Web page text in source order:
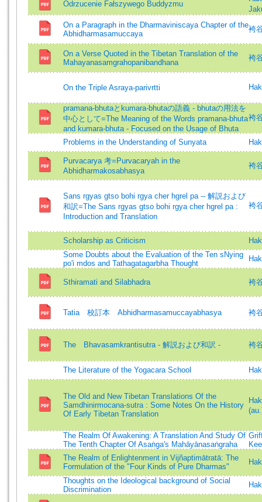
Odrzucenie Fałszywego Buddyzmu
On a Paragraph in the Dharmaviniscaya Chapter of the
Abhidharmasamuccaya
袴
On a Verse Quoted in the Tibetan Translation of the
Mahayanasamgrahopanibandhana
袴
On the Triple Asraya-parivrtti
pramana-bhutaとkumara-bhutaの語義 - bhutaの用法を
中心として=The Meaning of the Words pramana-bhuta
and kumara-bhuta - Focused on the Usage of Bhuta
袴
Problems in the Understanding of Sunyata
Purvacarya 考=Purvacaryah in the
Abhidharmakosabhasya
袴
Sans rgyas gtso bohi rgya cher hgrel pa -- 解説および
和訳=The Sans rgyas gtso bohi rgya cher hgrel pa :
Introduction and Translation
袴
Scholarship as Criticism
Some Doubts about the Evaluation of the Ten sNying
po'i mdos and Tathagatagarbha Thought
Sthiramati and Silabhadra 袴
Tatia 校訂本 Abhidharmasamuccayabhasya 袴
The Bhavasamkrantisutra ‐ 解説および和訳 ‐ 袴
The Literature of the Yogacara School
The Old and New Tibetan Translations Of the
Samdhinirmocana-sutra : Some Notes On the History
Of Early Tibetan Translation
The Realm Of Awakening: A Translation And Study Of
The Tenth Chapter Of Asaṅga's Mahāyānasaṅgraha
The Realm of Enlightenment in Vijñaptimātratā: The
Formulation of the "Four Kinds of Pure Dharmas"
Thoughts on the Ideological background of Social
Discrimination